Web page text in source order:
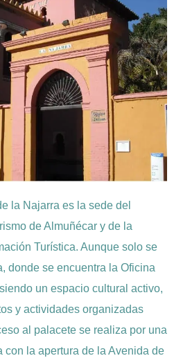
la Najarra es la sede del
de Almuñécar y de la
Turística. Aunque solo se
donde se encuentra la Oficina
un espacio cultural activo,
y actividades organizadas
al palacete se realiza por una
con la apertura de la Avenida de